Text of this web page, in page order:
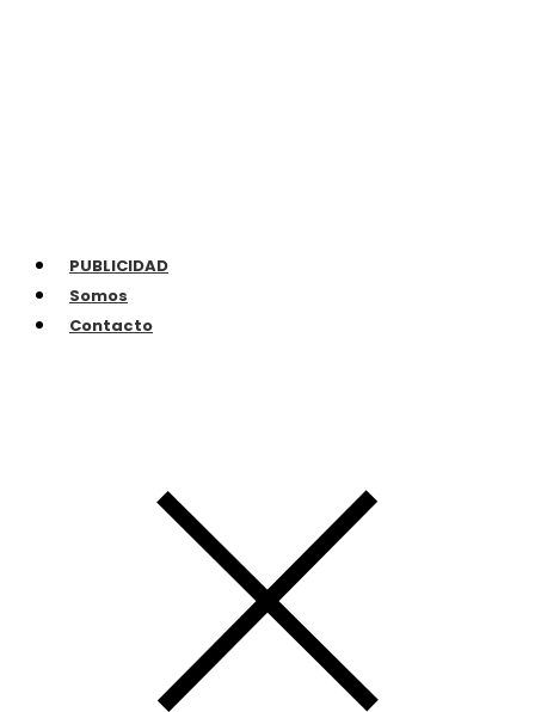
PUBLICIDAD
Somos
Contacto